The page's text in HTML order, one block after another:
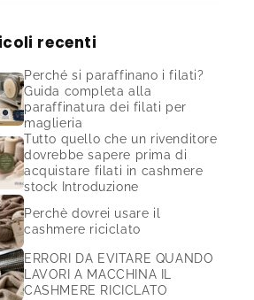
recenti
Perché si paraffinano i filati?
Guida completa alla
paraffinatura dei filati per
maglieria
Tutto quello che un rivenditore
dovrebbe sapere prima di
acquistare filati in cashmere
stock Introduzione
Perchè dovrei usare il
cashmere riciclato
ERRORI DA EVITARE QUANDO
LAVORI A MACCHINA IL
CASHMERE RICICLATO